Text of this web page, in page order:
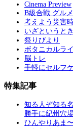
Cinema Preview
B級合戦 グル
考えよう災害
いざというと
祭りびより
ボタニカルラ
脳トレ
手軽にセルフ
特集記事
知る人ぞ知る
勝手に紀州穴
ひんやりあま